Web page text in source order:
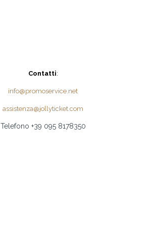
Contatti:
info@promoservice.net
assistenza@jollyticket.com
Telefono +39 095 8178350